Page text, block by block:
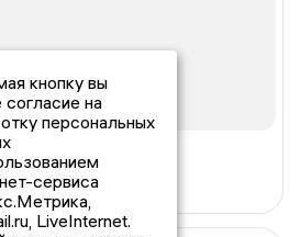
кнопку вы
на
персональных
сервиса
LiveInternet.